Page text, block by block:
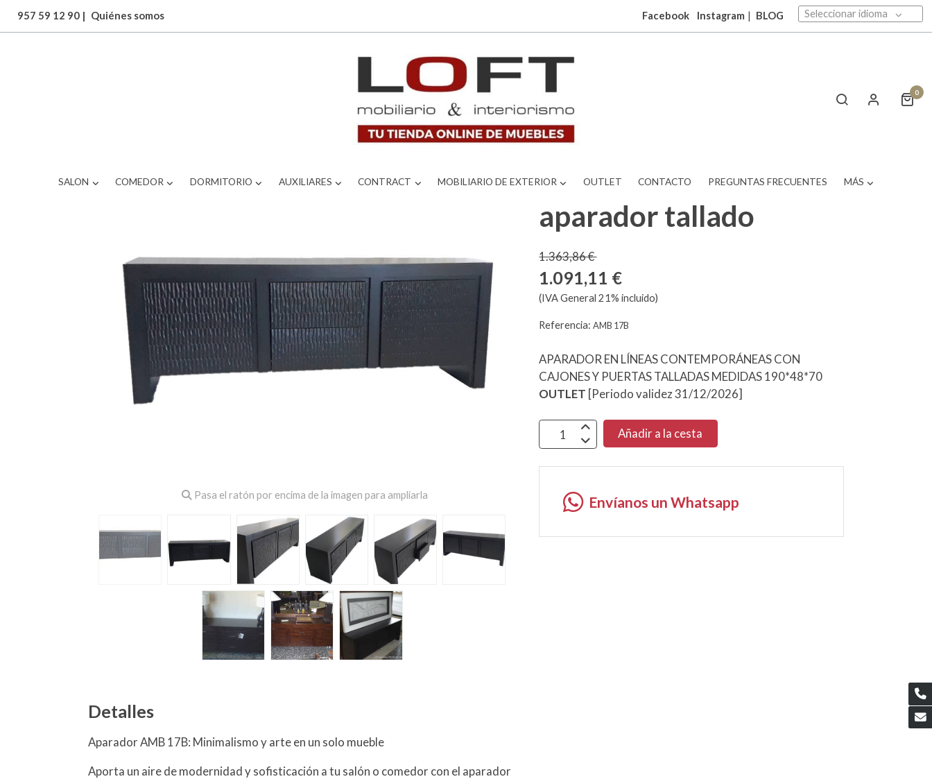
957 59 12 90 | Quiénes somos Facebook Instagram | BLOG Seleccionar idioma
0
SALON COMEDOR DORMITORIO AUXILIARES CONTRACT MOBILIARIO DE EXTERIOR OUTLET CONTACTO PREGUNTAS FRECUENTES MÁS
Pasa el ratón por encima de la imagen para ampliarla
Detalles
Aparador AMB 17B: Minimalismo y arte en un solo mueble
Aporta un aire de modernidad y sofisticación a tu salón o comedor con el aparador
aparador tallado
1.363,86 €
1.091,11 €
(IVA General 21% incluido)
Referencia:AMB 17B
APARADOR EN LÍNEAS CONTEMPORÁNEAS CON
CAJONES Y PUERTAS TALLADAS MEDIDAS 190*48*70
OUTLET [Periodo validez 31/12/2026]
Añadir a la cesta
Envíanos un Whatsapp